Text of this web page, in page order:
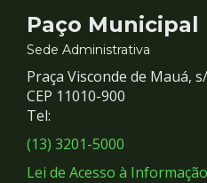
Contato
e
Redes
Sociais
Paço Municipal
Sede Administrativa
Praça Visconde de Mauá,
CEP 11010-900
Tel:
(13) 3201-5000
Lei de Acesso à Informação